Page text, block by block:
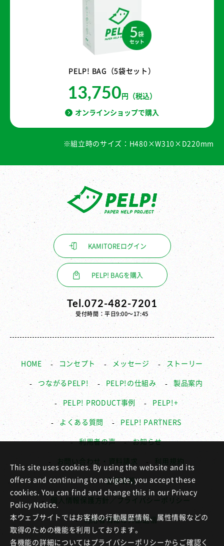
PELP! BAG（5袋セット）
13,750 円（税込）
オンラインショップで購入
※組立時のサイズ：H480×W310×D220mm
KAMITORE ログイン
PELP! BAGを購入
Tel.072-482-7201
受付時間：平日9:00〜17:45
HOME コンセプト メッセージ ストーリー
つながるPELP! PELP!の仕組み 製品案内
PELP! PRODUCT事例 PELP!+
よくある質問 PELP! PARTNERS
利用者の声 お知らせ
お問い合わせ・資料請求 利用規約
企業情報
個人情報保護方針／プライバシーポリシー
利用者情報の外部送信
This site uses cookies. By using the website and its
offers and continuing to navigate, you accept these
cookies. You can find and change this in our Privacy
Policy Notice.
本ウェブサイトではお客様の行動履歴情報、属性情報などの
取得のための機能を利用しております。
各機能の詳細についてはプライバシーポリシーからご確認く